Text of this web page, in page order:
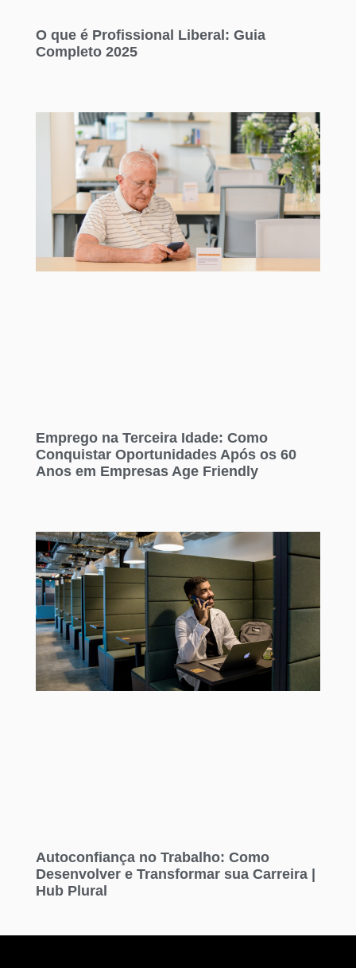
O que é Profissional Liberal: Guia
Completo 2025
Emprego na Terceira Idade: Como
Conquistar Oportunidades Após os 60
Anos em Empresas Age Friendly
Autoconfiança no Trabalho: Como
Desenvolver e Transformar sua Carreira |
Hub Plural